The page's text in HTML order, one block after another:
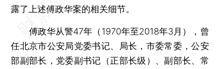
露了上述傅政华案的相关细节。
傅政华从警47年（1970年至2018年3月），曾
任北京市公安局党委书记、局长，市委常委，公安
部副部长，党委副书记（正部长级）、副部长、常